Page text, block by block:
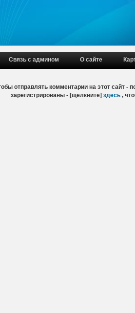
Связь с админом О сайте
отправлять комментарии на этот сайт -
зарегистрированы - [щелкните] здесь,